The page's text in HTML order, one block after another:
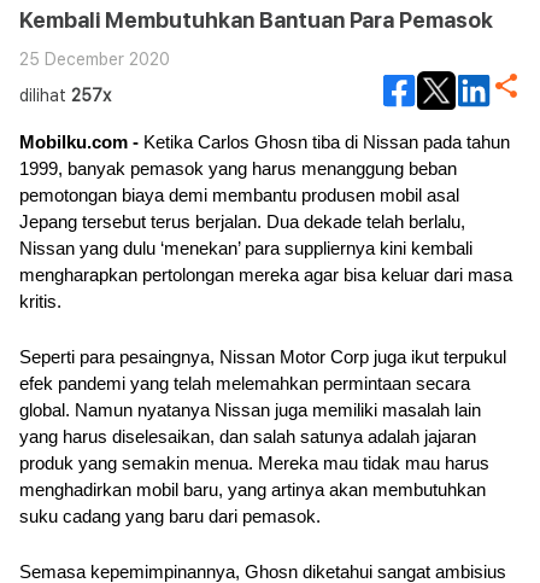
Kembali Membutuhkan Bantuan Para Pemasok
25 December 2020
dilihat 257x
Mobilku.com - Ketika Carlos Ghosn tiba di Nissan pada tahun
1999, banyak pemasok yang harus menanggung beban
pemotongan biaya demi membantu produsen mobil asal
Jepang tersebut terus berjalan. Dua dekade telah berlalu,
Nissan yang dulu ‘menekan’ para suppliernya kini kembali
mengharapkan pertolongan mereka agar bisa keluar dari masa
kritis.
Seperti para pesaingnya, Nissan Motor Corp juga ikut terpukul
efek pandemi yang telah melemahkan permintaan secara
global. Namun nyatanya Nissan juga memiliki masalah lain
yang harus diselesaikan, dan salah satunya adalah jajaran
produk yang semakin menua. Mereka mau tidak mau harus
menghadirkan mobil baru, yang artinya akan membutuhkan
suku cadang yang baru dari pemasok.
Semasa kepemimpinannya, Ghosn diketahui sangat ambisius